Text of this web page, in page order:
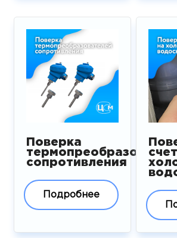
Поверка
сопротивления
Подробнее